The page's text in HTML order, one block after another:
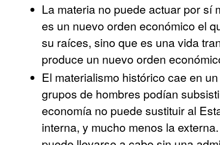
La materia no puede actuar por sí
es un nuevo orden económico el
su raíces, sino que es una vida
produce un nuevo orden
El materialismo histórico cae en
grupos de hombres podían
economía no puede sustituir al
interna, y mucho menos la